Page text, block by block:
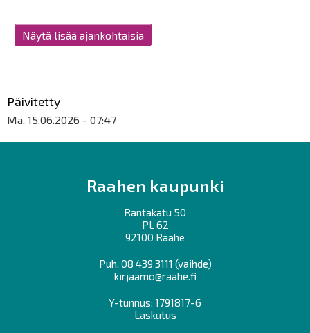
Näytä lisää ajankohtaisia
Päivitetty
Ma, 15.06.2026 - 07:47
Raahen kaupunki
Rantakatu 50
PL 62
92100 Raahe
Puh. 08 439 3111 (vaihde)
kirjaamo@raahe.fi
Y-tunnus: 1791817-6
Laskutus